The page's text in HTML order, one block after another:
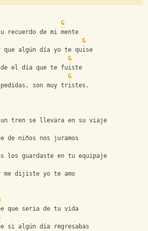
G
recuerdo de mi mente
G
que algún día yo te quise
G
el día que te fuiste
G
son muy tristes.
un tren se llevara en su viaje
de niños nos juramos
los guardaste en tu equipaje
me dijiste yo te amo
que seria de tu vida
si algún día regresabas